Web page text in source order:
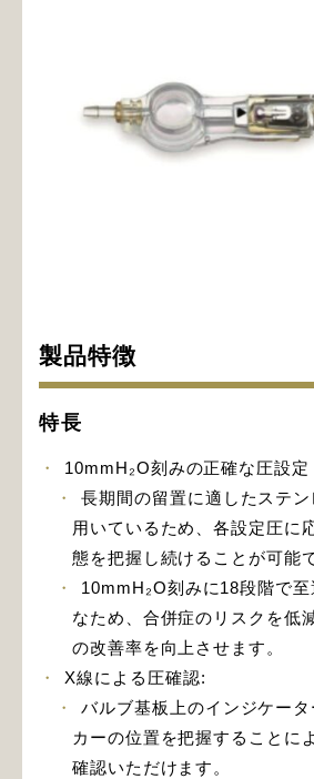
製品特徴
特長
10mmH₂O刻みの正確な圧設定
長期間の留置に適したステ
用いているため、各設定圧に
態を把握し続けることが可能
10mmH₂O刻みに18段階で
なため、合併症のリスクを低
の改善率を向上させます。
X線による圧確認:
バルブ基板上のインジケー
カーの位置を把握することに
確認いただけます。